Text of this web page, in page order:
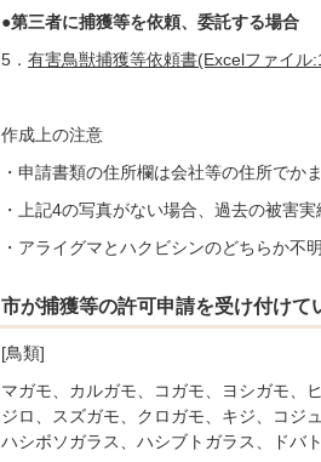
●第三者に捕獲等を依頼、委託する場合
5． 有害鳥獣捕獲等依頼書(Excelファイル
作成上の注意
・申請書類の住所欄は会社等の住所でか
・上記4の写真がない場合、過去の被害
・アライグマとハクビシンのどちらか不
市が捕獲等の許可申請を受け付けて
[鳥類]
マガモ、カルガモ、コガモ、ヨシガモ、
ジロ、スズガモ、クロガモ、キジ、コジ
ハシボソガラス、ハシブトガラス、ドバ